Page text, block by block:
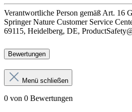
Verantwortliche Person gemäß Art. 16
Springer Nature Customer Service
69115, Heidelberg, DE,
Bewertungen
Menü schließen
0 von 0 Bewertungen